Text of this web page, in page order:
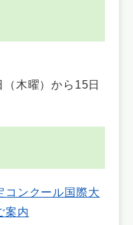
木曜）から15日
コンクール国際大
案内